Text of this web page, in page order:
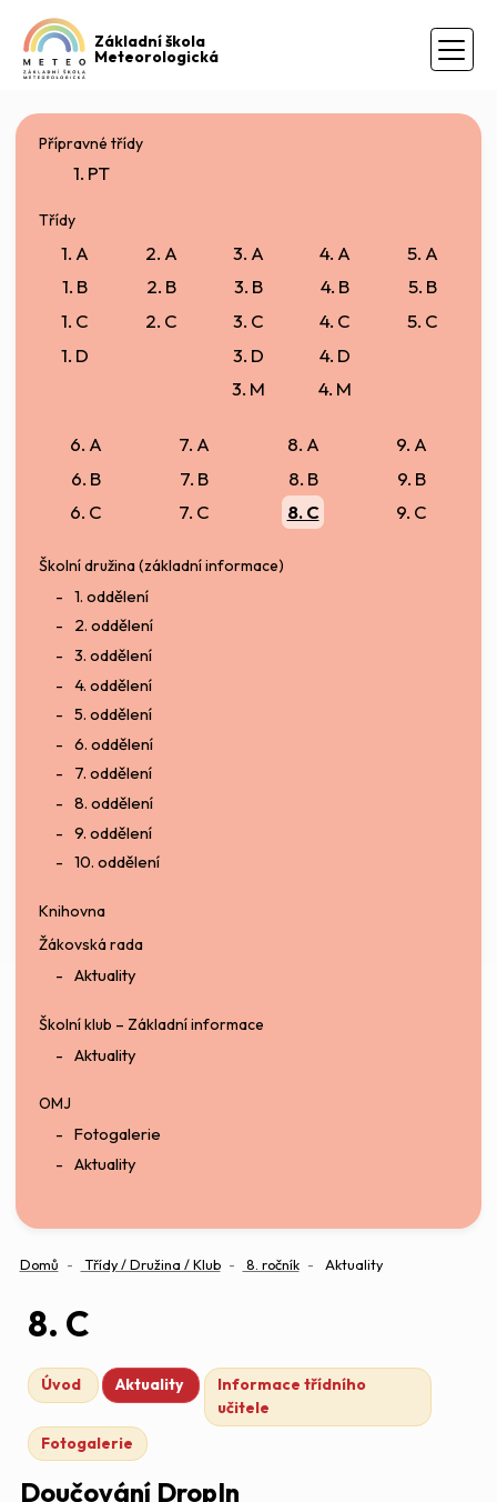
Základní škola
Meteorologická
Přípravné třídy
1. PT
Třídy
1. A
1. B
1. C
1. D
2. A
2. B
2. C
3. A
3. B
3. C
3. D
3. M
4. A
4. B
4. C
4. D
4. M
5. A
5. B
5. C
6. A
6. B
6. C
7. A
7. B
7. C
8. A
8. B
8. C
9. A
9. B
9. C
Školní družina (základní informace)
1. oddělení
2. oddělení
3. oddělení
4. oddělení
5. oddělení
6. oddělení
7. oddělení
8. oddělení
9. oddělení
10. oddělení
Knihovna
Žákovská rada
Aktuality
Školní klub – Základní informace
Aktuality
OMJ
Fotogalerie
Aktuality
Domů Třídy / Družina / Klub 8. ročník Aktuality
8. C
Úvod Aktuality
Informace třídního
učitele
Fotogalerie
Doučování DropIn